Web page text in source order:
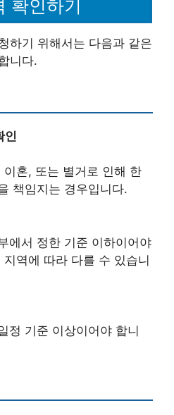
확인하기
하기 위해서는 다음과 같은
니다.
인
이혼, 또는 별거로 인해 한
책임지는 경우입니다.
에서 정한 기준 이하이어야
지역에 따라 다를 수 있습니
정 기준 이상이어야 합니